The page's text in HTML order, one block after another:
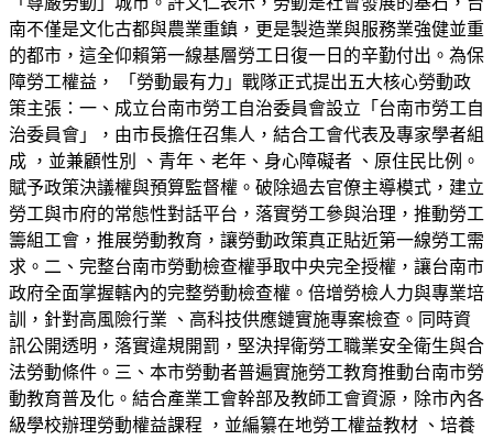
南不僅是文化古都與農業重鎮，更是製造業與服務業強健並重
的都市，這全仰賴第一線基層勞工日復一日的辛勤付出。為保
障勞工權益， 「勞動最有力」戰隊正式提出五大核心勞動政
策主張：一、成立台南市勞工自治委員會設立「台南市勞工自
治委員會」，由市長擔任召集人，結合工會代表及專家學者組
成 ，並兼顧性別 、青年、老年、身心障礙者 、原住民比例。
賦予政策決議權與預算監督權。破除過去官僚主導模式，建立
勞工與市府的常態性對話平台，落實勞工參與治理，推動勞工
籌組工會，推展勞動教育，讓勞動政策真正貼近第一線勞工需
求。二、完整台南市勞動檢查權爭取中央完全授權，讓台南市
政府全面掌握轄內的完整勞動檢查權。倍增勞檢人力與專業培
訓，針對高風險行業 、高科技供應鏈實施專案檢查。同時資
訊公開透明，落實違規開罰，堅決捍衛勞工職業安全衛生與合
法勞動條件。三、本市勞動者普遍實施勞工教育推動台南市勞
動教育普及化。結合產業工會幹部及教師工會資源，除市內各
級學校辦理勞動權益課程 ，並編纂在地勞工權益教材 、培養